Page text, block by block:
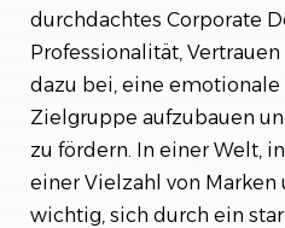
durchdachtes Corporate
Professionalität,
dazu bei, eine
Zielgruppe aufzubauen
zu fördern. In einer Welt,
einer Vielzahl von Marken
wichtig, sich durch ein